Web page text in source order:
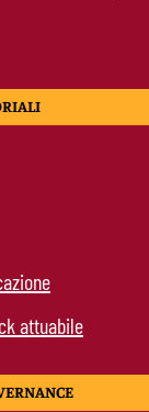
attuabile